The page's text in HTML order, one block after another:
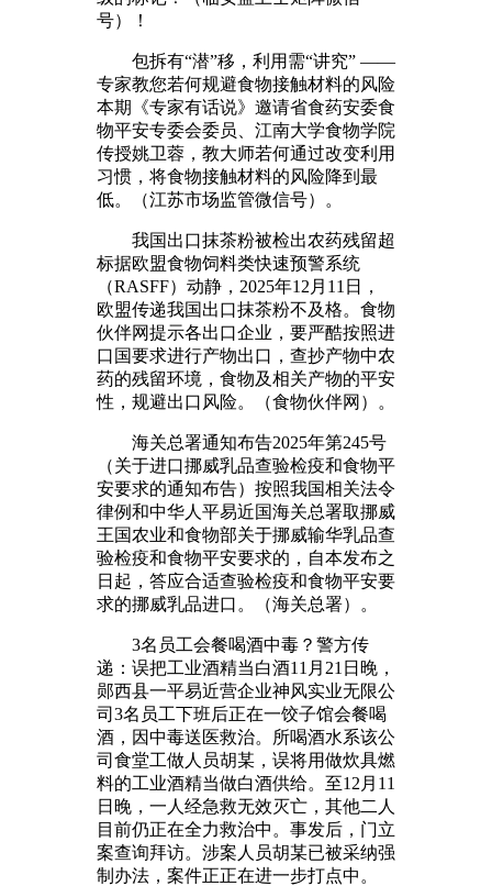
号）！
包拆有“潜”移，利用需“讲究” ——
专家教您若何规避食物接触材料的风险
本期《专家有话说》邀请省食药安委食
物平安专委会委员、江南大学食物学院
传授姚卫蓉，教大师若何通过改变利用
习惯，将食物接触材料的风险降到最
低。（江苏市场监管微信号）。
我国出口抹茶粉被检出农药残留超
标据欧盟食物饲料类快速预警系统
（RASFF）动静，2025年12月11日，
欧盟传递我国出口抹茶粉不及格。食物
伙伴网提示各出口企业，要严酷按照进
口国要求进行产物出口，查抄产物中农
药的残留环境，食物及相关产物的平安
性，规避出口风险。（食物伙伴网）。
海关总署通知布告2025年第245号
（关于进口挪威乳品查验检疫和食物平
安要求的通知布告）按照我国相关法令
律例和中华人平易近国海关总署取挪威
王国农业和食物部关于挪威输华乳品查
验检疫和食物平安要求的，自本发布之
日起，答应合适查验检疫和食物平安要
求的挪威乳品进口。（海关总署）。
3名员工会餐喝酒中毒？警方传
递：误把工业酒精当白酒11月21日晚，
郧西县一平易近营企业神风实业无限公
司3名员工下班后正在一饺子馆会餐喝
酒，因中毒送医救治。所喝酒水系该公
司食堂工做人员胡某，误将用做炊具燃
料的工业酒精当做白酒供给。至12月11
日晚，一人经急救无效灭亡，其他二人
目前仍正在全力救治中。事发后，门立
案查询拜访。涉案人员胡某已被采纳强
制办法，案件正正在进一步打点中。